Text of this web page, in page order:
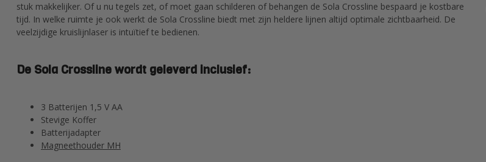
stuk makkelijker. Of u nu tegels zet, of moet gaan schilderen of behangen de Sola Crossline bespaard je kostbare
tijd. In welke ruimte je ook werkt de Sola Crossline biedt met zijn heldere lijnen altijd optimale zichtbaarheid. De
veelzijdige kruislijnlaser is intuïtief te bedienen.
De Sola Crossline wordt geleverd inclusief:
3 Batterijen 1,5 V AA
Stevige Koffer
Batterijadapter
Magneethouder MH